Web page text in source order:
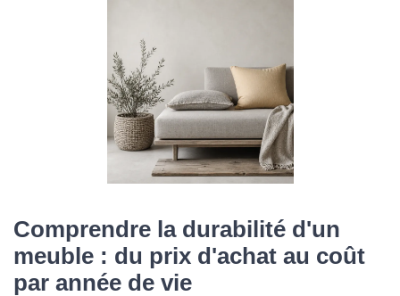
Comprendre la durabilité d'un
meuble : du prix d'achat au coût
par année de vie